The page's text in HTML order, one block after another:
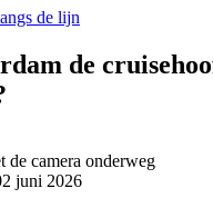
de lijn
de
de camera onderweg
juni 2026